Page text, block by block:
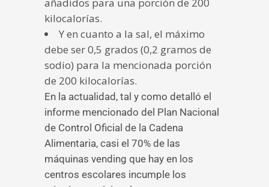
kilocalorías.
Y en cuanto a la sal, el máximo
debe ser 0,5 grados (0,2 gramos de
sodio) para la mencionada porción
de 200 kilocalorías.
En la actualidad, tal y como detalló el
informe mencionado del Plan Nacional
de Control Oficial de la Cadena
Alimentaria, casi el 70% de las
máquinas vending que hay en los
centros escolares incumple los